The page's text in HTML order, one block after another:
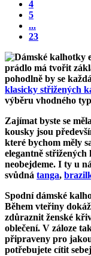
4
5
...
23
prádlo má tvořit
pohodlně by se
klasicky střižených
výběru vhodného
Zajímat byste se
kousky jsou
které bychom měly
elegantně střižených
neobejdeme. I ty u
svůdná tanga,
Spodní dámské
Během vteřiny
zdůraznit ženské
oblečení. V záloze
připraveny pro
potřebujete cítit